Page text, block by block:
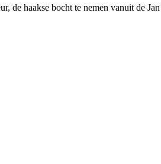
de haakse bocht te nemen vanuit de